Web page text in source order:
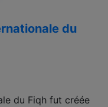
du
du Fiqh fut créée